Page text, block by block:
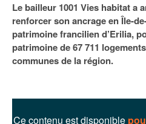
Services urbains
Attractivité
Innovation
Marchés publics
77
78
92
Nominations
Portraits
Les Assises du Grand Paris
Éditions précédentes
Le podcast
Lire les résumés
Le bailleur 1001 Vies habitat a
renforcer son ancrage en Île-
patrimoine francilien d’Erilia,
patrimoine de 67 711
communes de la région.
Ce contenu est disponible